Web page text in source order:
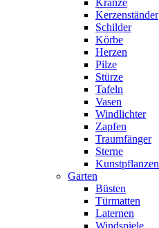
Kränze
Kerzenständer
Schilder
Körbe
Herzen
Pilze
Stürze
Tafeln
Vasen
Windlichter
Zapfen
Traumfänger
Sterne
Kunstpflanzen
Garten
Büsten
Türmatten
Laternen
Windspiele